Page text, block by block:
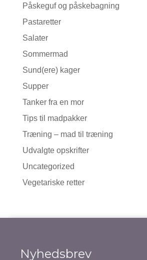
Påskeguf og påskebagning
Pastaretter
Salater
Sommermad
Sund(ere) kager
Supper
Tanker fra en mor
Tips til madpakker
Træning – mad til træning
Udvalgte opskrifter
Uncategorized
Vegetariske retter
Nyhedsbrev